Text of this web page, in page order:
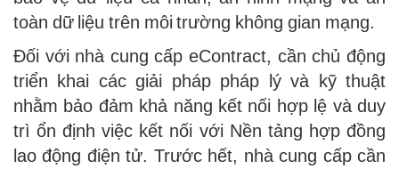
toàn dữ liệu trên môi trường không gian mạng.
Đối với nhà cung cấp eContract, cần chủ động
triển khai các giải pháp pháp lý và kỹ thuật
nhằm bảo đảm khả năng kết nối hợp lệ và duy
trì ổn định việc kết nối với Nền tảng hợp đồng
lao động điện tử. Trước hết, nhà cung cấp cần